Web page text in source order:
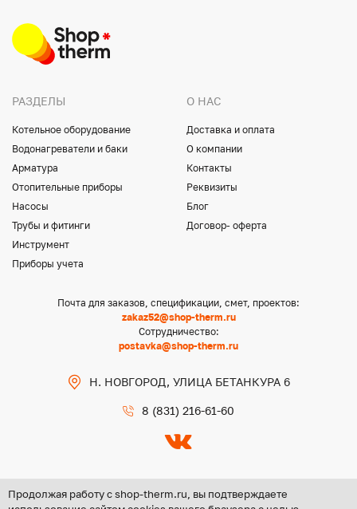
РАЗДЕЛЫ
Котельное оборудование
Водонагреватели и баки
Арматура
Отопительные приборы
Насосы
Трубы и фитинги
Инструмент
Приборы учета
О НАС
Доставка и оплата
О компании
Контакты
Реквизиты
Блог
Договор- оферта
Почта для заказов, спецификации, смет, проектов:
zakaz52@shop-therm.ru
Сотрудничество:
postavka@shop-therm.ru
Н. НОВГОРОД, УЛИЦА БЕТАНКУРА 6
8 (831) 216-61-60
Продолжая работу с shop-therm.ru, вы подтверждаете